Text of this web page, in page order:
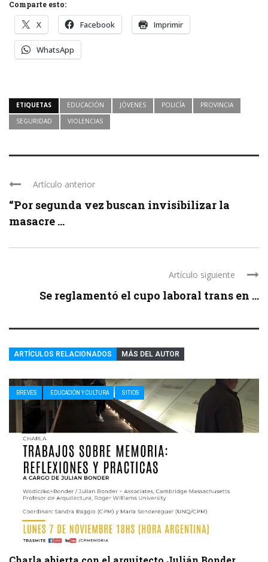
Comparte esto:
X Facebook Imprimir
WhatsApp
ETIQUETAS EDUCACIÓN JÓVENES POLICÍA
PROVINCIA
SEGURIDAD
VIOLENCIAS
Artículo anterior
“Por segunda vez buscan invisibilizar la
masacre ...
Artículo siguiente
Se reglamentó el cupo laboral trans en ...
ARTÍCULOS RELACIONADOS MÁS DEL AUTOR
BREVES EDUCACIÓN Y CULTURA SITIOS